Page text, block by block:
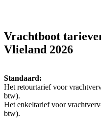
Vrachtboot
Vlieland 2026
Standaard:
Het retourtarief voor
btw).
Het enkeltarief voor
btw).